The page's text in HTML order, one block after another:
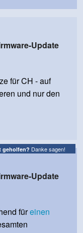
Update
für CH - auf
und nur den
geholfen? Danke sagen!
Update
füreinen